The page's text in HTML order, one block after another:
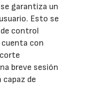
garantiza un
Esto se
control
con
breve sesión
capaz de